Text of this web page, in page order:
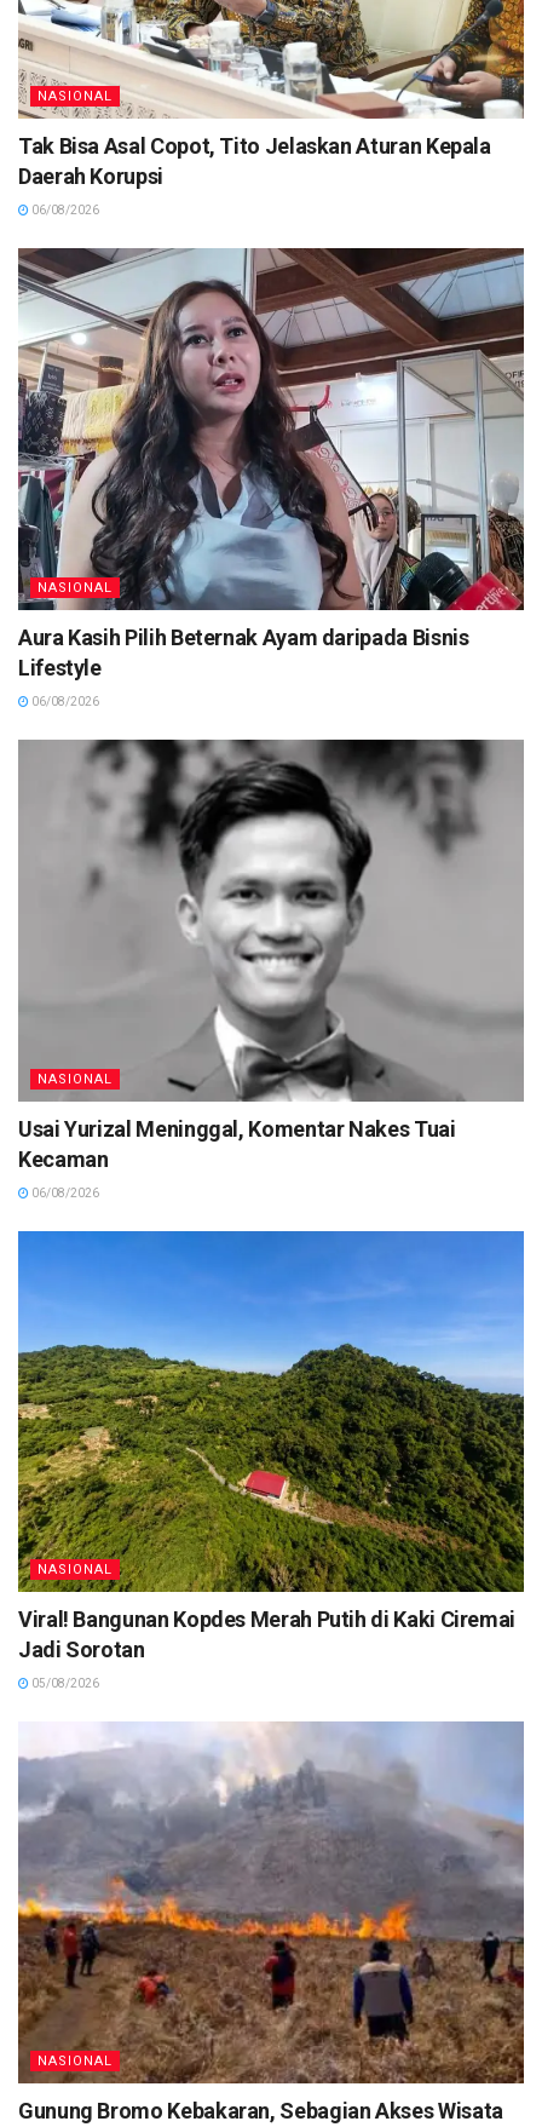
NASIONAL
Tak Bisa Asal Copot, Tito Jelaskan Aturan Kepala
Daerah Korupsi
06/08/2026
NASIONAL
Aura Kasih Pilih Beternak Ayam daripada Bisnis
Lifestyle
06/08/2026
NASIONAL
Usai Yurizal Meninggal, Komentar Nakes Tuai
Kecaman
06/08/2026
NASIONAL
Viral! Bangunan Kopdes Merah Putih di Kaki Ciremai
Jadi Sorotan
05/08/2026
NASIONAL
Gunung Bromo Kebakaran, Sebagian Akses Wisata